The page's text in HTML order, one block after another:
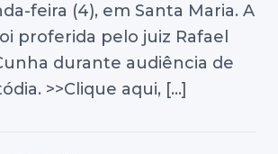
feira (4), em Santa Maria. A
proferida pelo juiz Rafael
durante audiência de
>>Clique aqui, […]